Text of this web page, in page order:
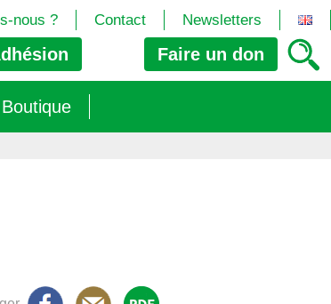
Faire un don
nous ? Contact Newsletters
aux législateurs européens ?
Boutique